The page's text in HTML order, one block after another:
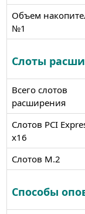
Объем
№1
Слоты
Всего слотов
расширения
Слотов PCI
x16
Слотов M.2
Способы